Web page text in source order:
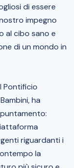
di essere
impegno
al cibo sano e
di un mondo in
Pontificio
ha
riguardanti i
la